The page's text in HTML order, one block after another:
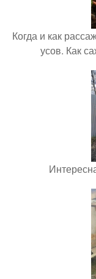
Когда и как
усов. Как